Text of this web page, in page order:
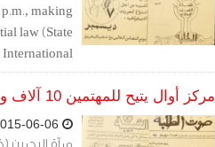
making
law (State
International
Day.
مركز أوال يتيح للمهتمين 10 آلاف وثيقة عن البحرين بمناسبة يوم الأرشيف العالمي
مرآة البحرين